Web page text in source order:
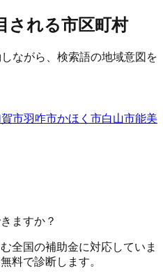
される市区町村
ながら、検索語の地域意図を
市羽咋市かほく市白山市能美
ますか？
全国の補助金に対応していま
料で診断します。